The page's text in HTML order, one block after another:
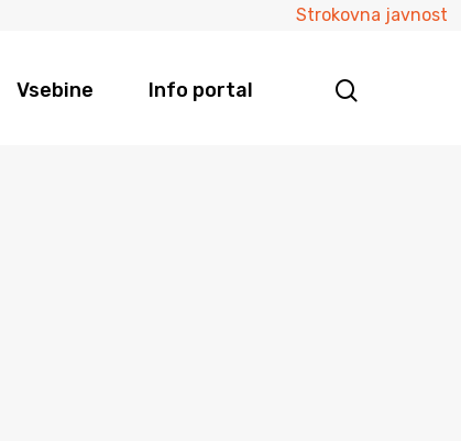
Strokovna javnost
Vsebine Info portal